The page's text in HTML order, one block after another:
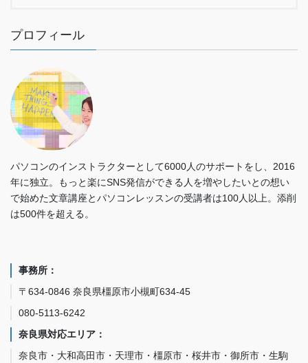
プロフィール
パソコンのインストラクターとして6000人のサポートをし、2016
年に独立。もっと楽にSNS発信ができる人を増やしたいとの想い
で始めた文章講座とパソコンレッスンの受講者は100人以上。添削
は500件を超える。
事務所：
〒634-0846 奈良県橿原市小槻町634-45
080-5113-6242
奈良県対応エリア：
奈良市・大和高田市・天理市・橿原市・桜井市・御所市・生駒